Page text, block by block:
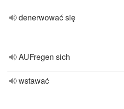
denerwować się
AUFregen sich
wstawać